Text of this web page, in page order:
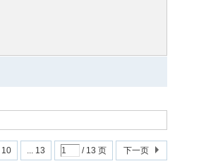
10 ... 13 / 13 页 下一页